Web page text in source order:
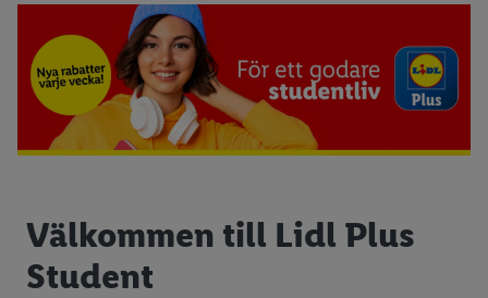
Välkommen till Lidl Plus
Student